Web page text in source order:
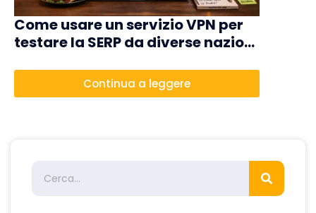
Come usare un servizio VPN per
testare la SERP da diverse nazioni
2026
Continua a leggere